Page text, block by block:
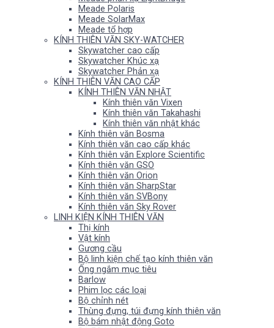
Meade Polaris
Meade SolarMax
Meade tổ hợp
KÍNH THIÊN VĂN SKY-WATCHER
Skywatcher cao cấp
Skywatcher Khúc xạ
Skywatcher Phản xạ
KÍNH THIÊN VĂN CAO CẤP
KÍNH THIÊN VĂN NHẬT
Kính thiên văn Vixen
Kính thiên văn Takahashi
Kính thiên văn nhật khác
Kính thiên văn Bosma
Kính thiên văn cao cấp khác
Kính thiên văn Explore Scientific
Kính thiên văn GSO
Kính thiên văn Orion
Kính thiên văn SharpStar
Kính thiên văn SVBony
Kính thiên văn Sky Rover
LINH KIỆN KÍNH THIÊN VĂN
Thị kính
Vật kính
Gương cầu
Bộ linh kiện chế tạo kính thiên văn
Ống ngắm mục tiêu
Barlow
Phim lọc các loại
Bộ chỉnh nét
Thùng đựng, túi đựng kính thiên văn
Bộ bám nhật động Goto